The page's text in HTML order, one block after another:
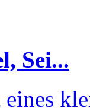
Sei...
eines